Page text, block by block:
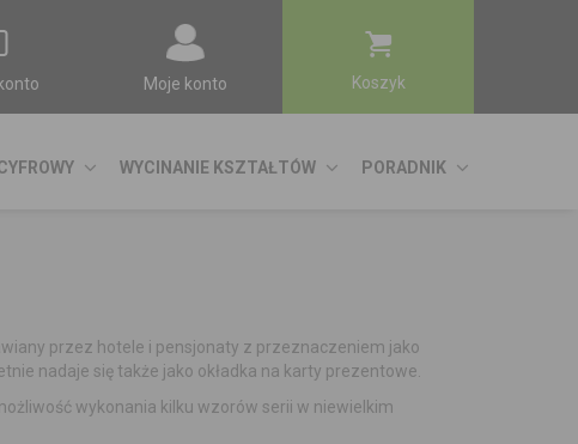
Moje konto Koszyk
WYCINANIE KSZTAŁTÓW PORADNIK
przez hotele i pensjonaty z przeznaczeniem jako
nadaje się także jako okładka na karty prezentowe.
wykonania kilku wzorów serii w niewielkim